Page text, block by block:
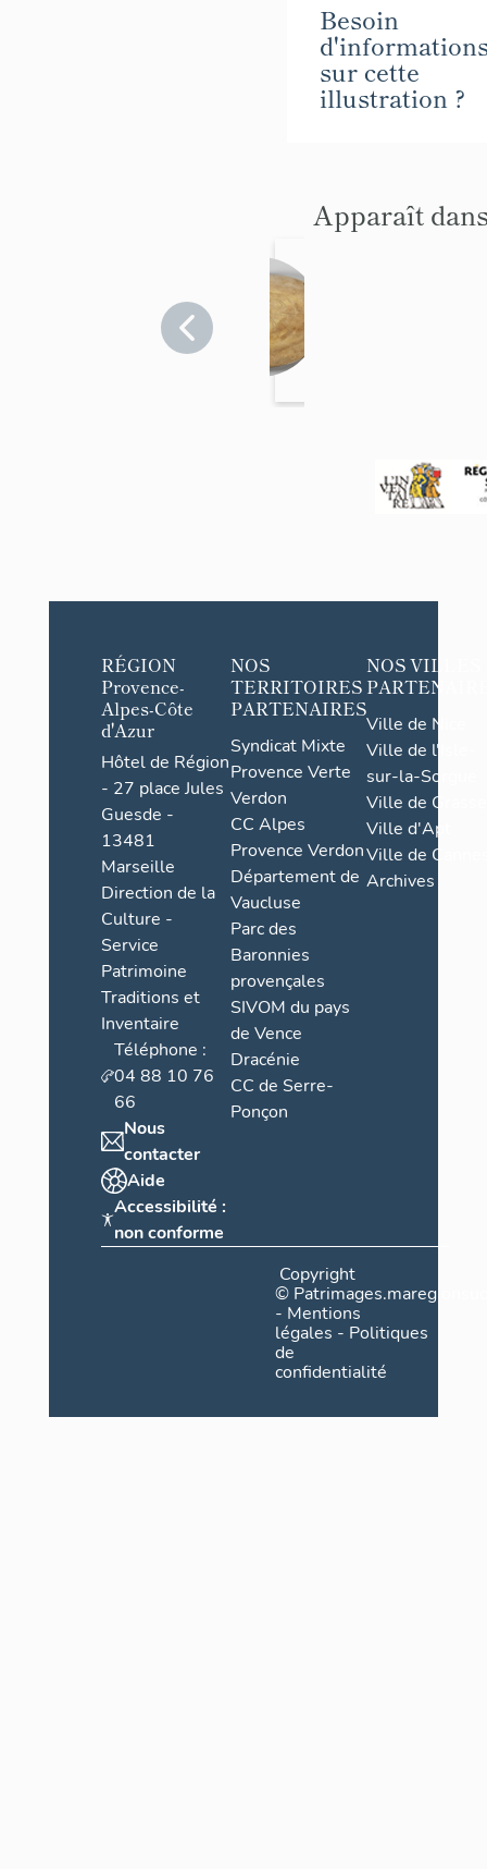
Besoin
sur cette
illustration ?
Apparaît
RÉGION
Provence-
Alpes-Côte
d'Azur
Hôtel de Région
- 27 place Jules
Guesde -
13481
Marseille
Direction de la
Culture -
Service
Patrimoine
Traditions et
Inventaire
Téléphone :
04 88 10 76
66
Nous
contacter
Aide
Accessibilité :
non conforme
NOS
TERRITOIRES
PARTENAIRES
Syndicat Mixte
Provence Verte
Verdon
CC Alpes
Provence Verdon
Département de
Vaucluse
Parc des
Baronnies
provençales
SIVOM du pays
de Vence
Dracénie
CC de Serre-
Ponçon
NOS VILLES
Ville de Nice
Ville de l'Isle-
sur-la-Sorgue
Ville de Grasse
Ville d'Apt
Ville de
Archives
Copyright
©
- Mentions
légales - Politiques
de
confidentialité